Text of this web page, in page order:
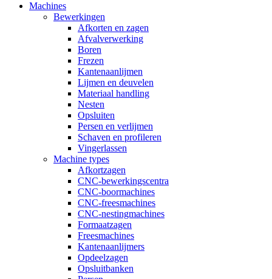
Machines
Bewerkingen
Afkorten en zagen
Afvalverwerking
Boren
Frezen
Kantenaanlijmen
Lijmen en deuvelen
Materiaal handling
Nesten
Opsluiten
Persen en verlijmen
Schaven en profileren
Vingerlassen
Machine types
Afkortzagen
CNC-bewerkingscentra
CNC-boormachines
CNC-freesmachines
CNC-nestingmachines
Formaatzagen
Freesmachines
Kantenaanlijmers
Opdeelzagen
Opsluitbanken